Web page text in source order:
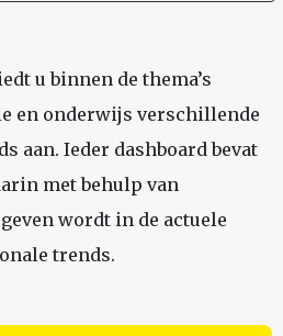
u binnen de thema’s
en onderwijs verschillende
aan. Ieder dashboard bevat
met behulp van
wordt in de actuele
trends.